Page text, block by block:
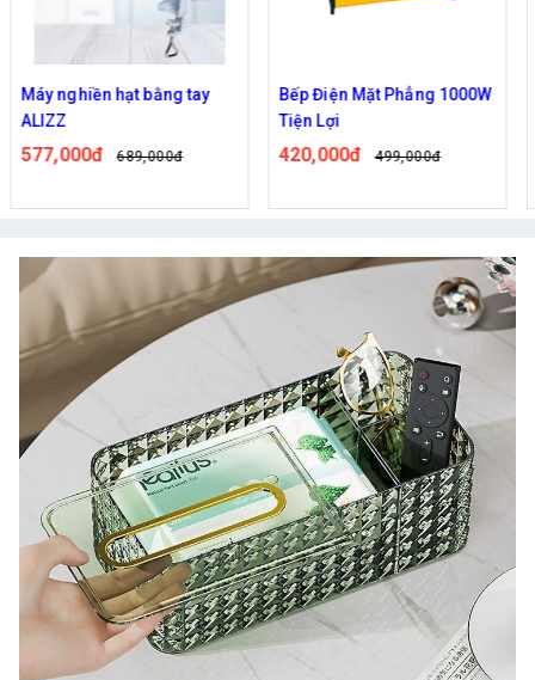
Máy nghiền hạt bằng tay
ALIZZ
577,000đ 689,000đ
Bếp Điện Mặt Phẳng 1000W
Tiện Lợi
420,000đ 499,000đ